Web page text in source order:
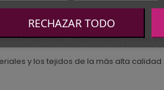
los materiales son probados y libres
y los tejidos de la más alta calidad
RECHAZAR TODO